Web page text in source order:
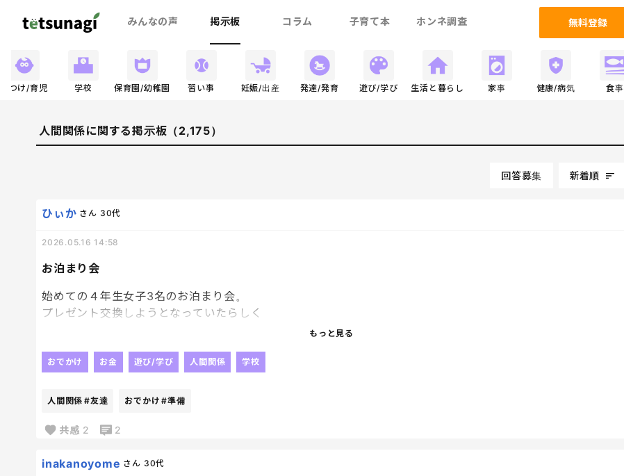
みんなの声 掲示板 コラム 子育て本 ホンネ調査 無料登録
しつけ/育児 学校 保育園/幼稚園 習い事 妊娠/出産 発達/発育 遊び/学び 生活と暮らし 家事 健康/病気 食事
人間関係に関する掲示板（2,175）
回答募集 新着順
お泊まり会
ひぃか さん 30代
2026.05.16 14:58
始めての４年生女子3名のお泊まり会。
プレゼント交換しようとなっていたらしく
いません。
「6個くらいかったよー」との会話が！！！
メモ帳やキーホルダーなど増やしてプレゼントを準備したんですが、まさかすぎません？だったら100均なんて
もっと見る
おでかけ お金 遊び/学び 人間関係 学校
人間関係 #友達 おでかけ #準備
共感 2 2
inakanoyome さん 30代